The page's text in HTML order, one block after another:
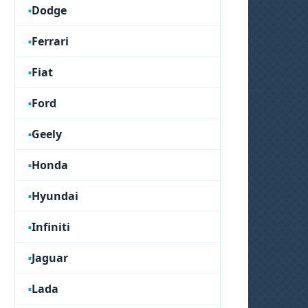
Dodge
Ferrari
Fiat
Ford
Geely
Honda
Hyundai
Infiniti
Jaguar
Lada